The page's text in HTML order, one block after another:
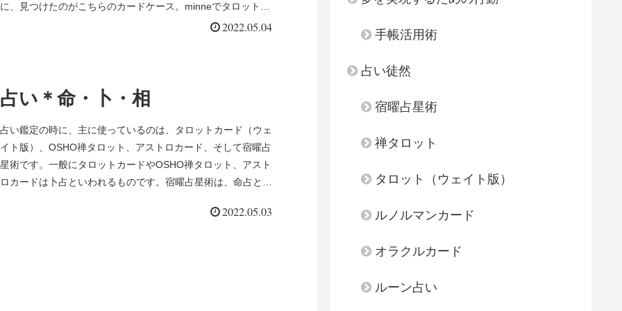
に、見つけたのがこちらのカードケース。minneでタロットケ
2022.05.04
占い＊命・卜・相
占い鑑定の時に、主に使っているのは、タロットカード（ウェ
イト版）、OSHO禅タロット、アストロカード、そして宿曜占
星術です。一般にタロットカードやOSHO禅タロット、アスト
ロカードは卜占といわれるものです。宿曜占星術は、命占とい
2022.05.03
手帳活用術
占い徒然
宿曜占星術
禅タロット
タロット（ウェイト版）
ルノルマンカード
オラクルカード
ルーン占い